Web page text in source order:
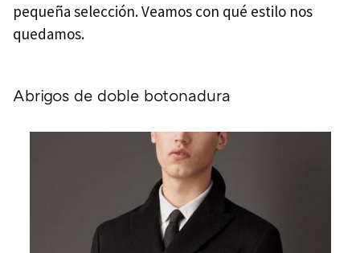
pequeña selección. Veamos con qué estilo nos
quedamos.
Abrigos de doble botonadura